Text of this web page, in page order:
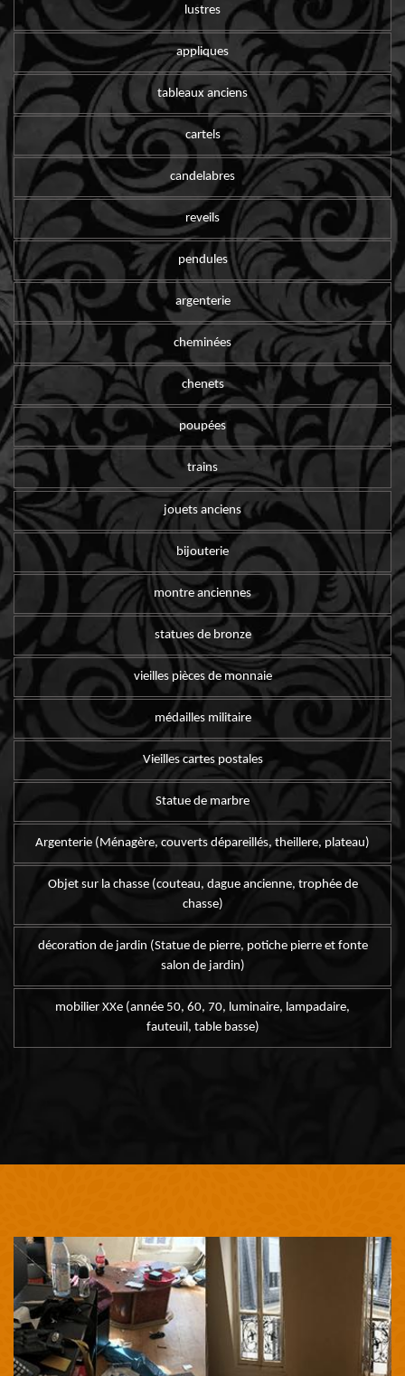
lustres
appliques
tableaux anciens
cartels
candelabres
reveils
pendules
argenterie
cheminées
chenets
poupées
trains
jouets anciens
bijouterie
montre anciennes
statues de bronze
vieilles pièces de monnaie
médailles militaire
Vieilles cartes postales
Statue de marbre
Argenterie (Ménagère, couverts dépareillés, theillere, plateau)
Objet sur la chasse (couteau, dague ancienne, trophée de
chasse)
décoration de jardin (Statue de pierre, potiche pierre et fonte
salon de jardin)
mobilier XXe (année 50, 60, 70, luminaire, lampadaire,
fauteuil, table basse)